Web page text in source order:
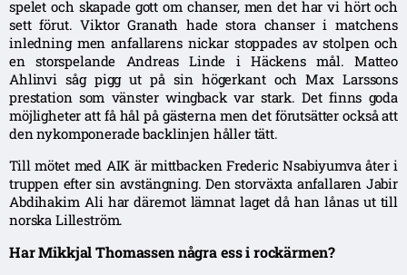
spelet och skapade gott om chanser, men det har vi hört och
sett förut. Viktor Granath hade stora chanser i matchens
inledning men anfallarens nickar stoppades av stolpen och
en storspelande Andreas Linde i Häckens mål. Matteo
Ahlinvi såg pigg ut på sin högerkant och Max Larssons
prestation som vänster wingback var stark. Det finns goda
möjligheter att få hål på gästerna men det förutsätter också att
den nykomponerade backlinjen håller tätt.
Till mötet med AIK är mittbacken Frederic Nsabiyumva åter i
truppen efter sin avstängning. Den storväxta anfallaren Jabir
Abdihakim Ali har däremot lämnat laget då han lånas ut till
norska Lilleström.
Har Mikkjal Thomassen några ess i rockärmen?